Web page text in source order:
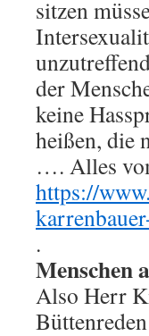
sitzen
der
keine
heißen, die
…. Alles
https://
.
Menschen
Also Herr